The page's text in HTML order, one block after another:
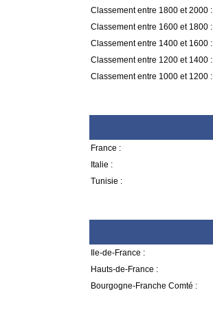
Classement entre 1800 et 2000 :
Classement entre 1600 et 1800 :
Classement entre 1400 et 1600 :
Classement entre 1200 et 1400 :
Classement entre 1000 et 1200 :
France :
Italie :
Tunisie :
Ile-de-France :
Hauts-de-France :
Bourgogne-Franche Comté :